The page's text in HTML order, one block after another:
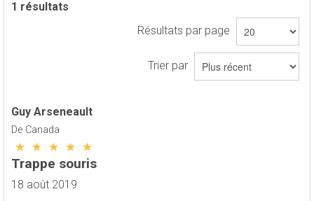
1 résultats
Résultats par page
Trier par
Guy Arseneault
De Canada
Trappe souris
18 août 2019